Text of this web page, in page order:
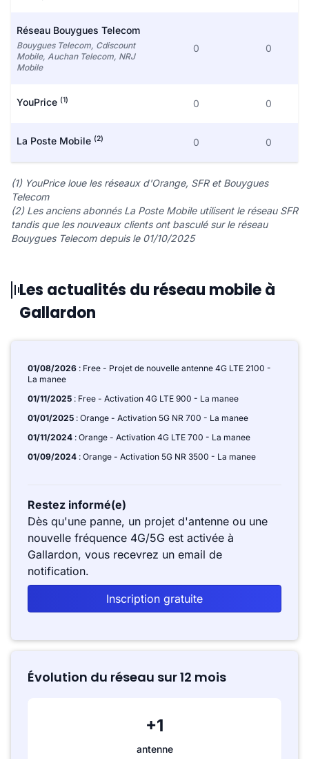
Réseau Bouygues Telecom
Bouygues Telecom, Cdiscount
Mobile, Auchan Telecom, NRJ
Mobile
0 0
YouPrice (1) 0 0
La Poste Mobile (2) 0 0
(1) YouPrice loue les réseaux d'Orange, SFR et Bouygues
Telecom
(2) Les anciens abonnés La Poste Mobile utilisent le réseau SFR
tandis que les nouveaux clients ont basculé sur le réseau
Bouygues Telecom depuis le 01/10/2025
Les actualités du réseau mobile à
Gallardon
01/08/2026 : Free - Projet de nouvelle antenne 4G LTE 2100 -
La manee
01/11/2025 : Free - Activation 4G LTE 900 - La manee
01/01/2025 : Orange - Activation 5G NR 700 - La manee
01/11/2024 : Orange - Activation 4G LTE 700 - La manee
01/09/2024 : Orange - Activation 5G NR 3500 - La manee
Restez informé(e)
Dès qu'une panne, un projet d'antenne ou une
nouvelle fréquence 4G/5G est activée à
Gallardon, vous recevrez un email de
notification.
Inscription gratuite
Évolution du réseau sur 12 mois
+1
antenne